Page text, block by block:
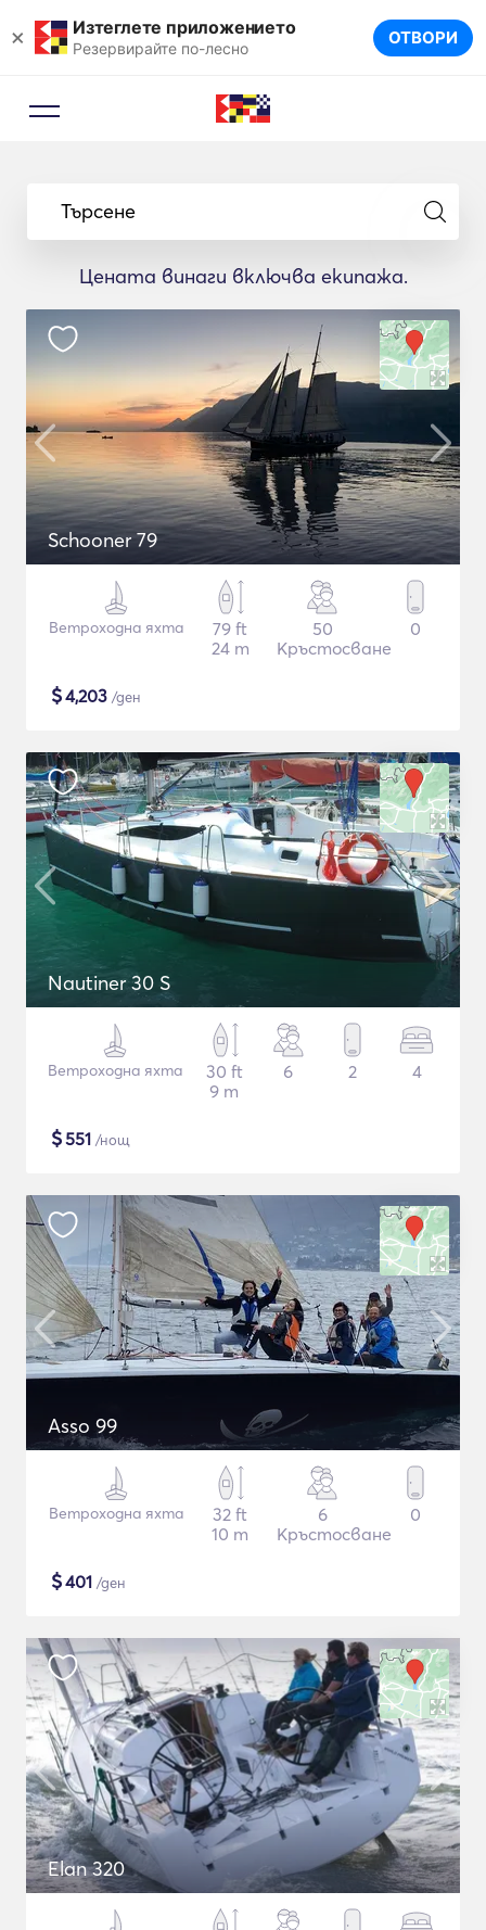
× Изтеглете приложението
Резервирайте по-лесно ОТВОРИ
Търсене
Цената винаги включва екипажа.
Schooner 79
Ветроходна яхта
79 ft
24 m
50
Кръстосване
0
$4,203 /ден
Nautiner 30 S
Ветроходна яхта
30 ft
9 m
6 2 4
$551 /нощ
Asso 99
Ветроходна яхта
32 ft
10 m
6
Кръстосване
0
$401 /ден
Elan 320